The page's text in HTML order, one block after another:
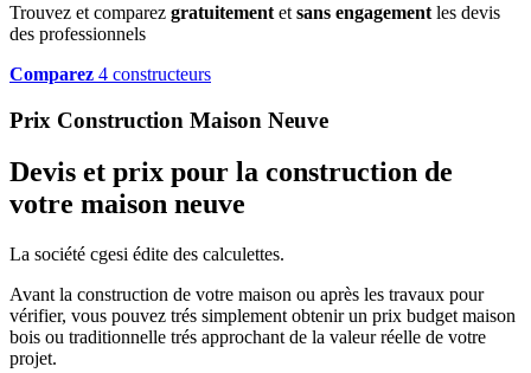
Trouvez et comparez gratuitement et sans engagement les devis
des professionnels
Comparez 4 constructeurs
Prix Construction Maison Neuve
Devis et prix pour la construction de
votre maison neuve
La société cgesi édite des calculettes.
Avant la construction de votre maison ou après les travaux pour
vérifier, vous pouvez trés simplement obtenir un prix budget maison
bois ou traditionnelle trés approchant de la valeur réelle de votre
projet.